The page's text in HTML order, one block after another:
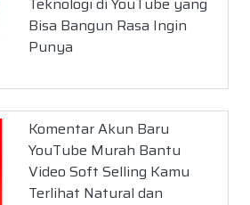
Bisa Bangun Rasa Ingin
Punya
Komentar Akun Baru
YouTube Murah Bantu
Video Soft Selling Kamu
Terlihat Natural dan